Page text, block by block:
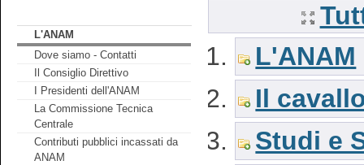
L'ANAM
Dove siamo - Contatti
Il Consiglio Direttivo
I Presidenti dell'ANAM
La Commissione Tecnica
Centrale
Contributi pubblici incassati da
ANAM
L'ANAM
Il
Studi e